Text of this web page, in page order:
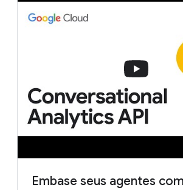
Embase seus agentes